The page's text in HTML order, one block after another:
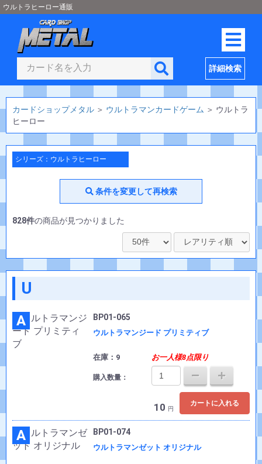
ウルトラヒーロー通販
詳細検索
カードショップメタル ＞ ウルトラマンカードゲーム ＞ ウルトラ
ヒーロー
シリーズ：ウルトラヒーロー
条件を変更して再検索
828件の商品が見つかりました
U
A BP01-065
ウルトラマンジード プリミティブ
在庫：9 お一人様8点限り
購入数量：
10 円
カートに入れる
A BP01-074
ウルトラマンゼット オリジナル